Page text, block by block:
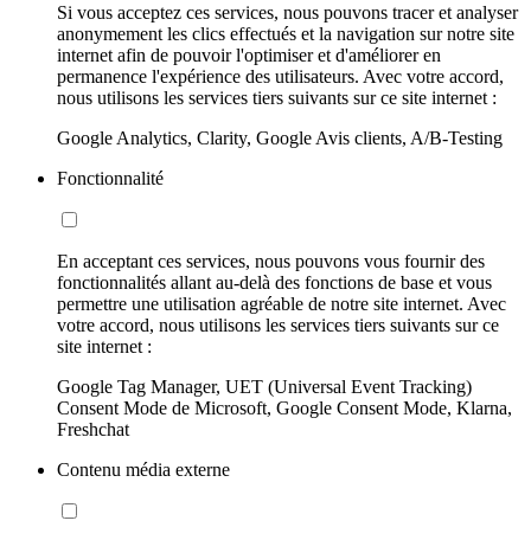
Si vous acceptez ces services, nous pouvons tracer et analyser
anonymement les clics effectués et la navigation sur notre site
internet afin de pouvoir l'optimiser et d'améliorer en
permanence l'expérience des utilisateurs. Avec votre accord,
nous utilisons les services tiers suivants sur ce site internet :
Google Analytics, Clarity, Google Avis clients, A/B-Testing
Fonctionnalité
En acceptant ces services, nous pouvons vous fournir des
fonctionnalités allant au-delà des fonctions de base et vous
permettre une utilisation agréable de notre site internet. Avec
votre accord, nous utilisons les services tiers suivants sur ce
site internet :
Google Tag Manager, UET (Universal Event Tracking)
Consent Mode de Microsoft, Google Consent Mode, Klarna,
Freshchat
Contenu média externe